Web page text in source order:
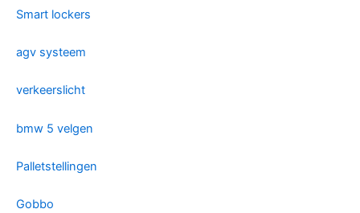
Smart lockers
agv systeem
verkeerslicht
bmw 5 velgen
Palletstellingen
Gobbo